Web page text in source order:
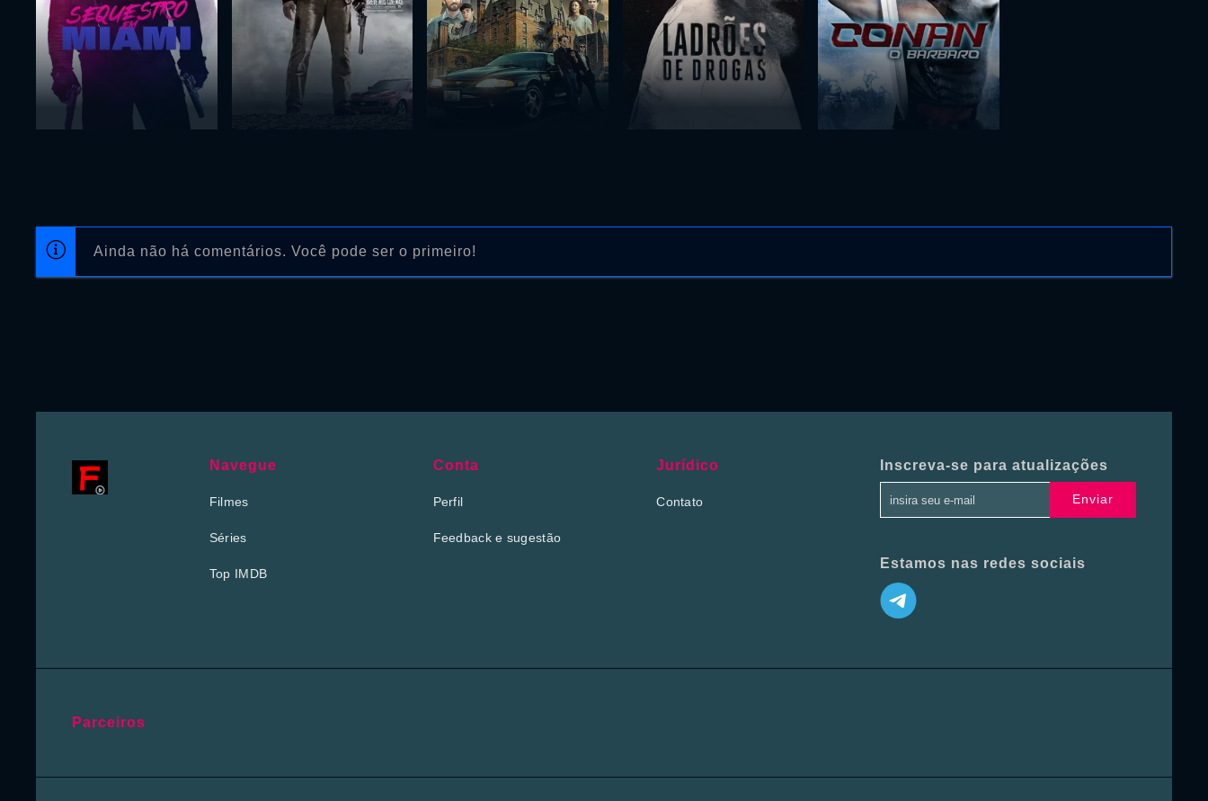
Ainda não há comentários. Você pode ser o primeiro!
Navegue
Filmes
Séries
Top IMDB
Conta
Perfil
Feedback e sugestão
Jurídico
Contato
Inscreva-se para atualizações
Enviar
Estamos nas redes sociais
Parceiros